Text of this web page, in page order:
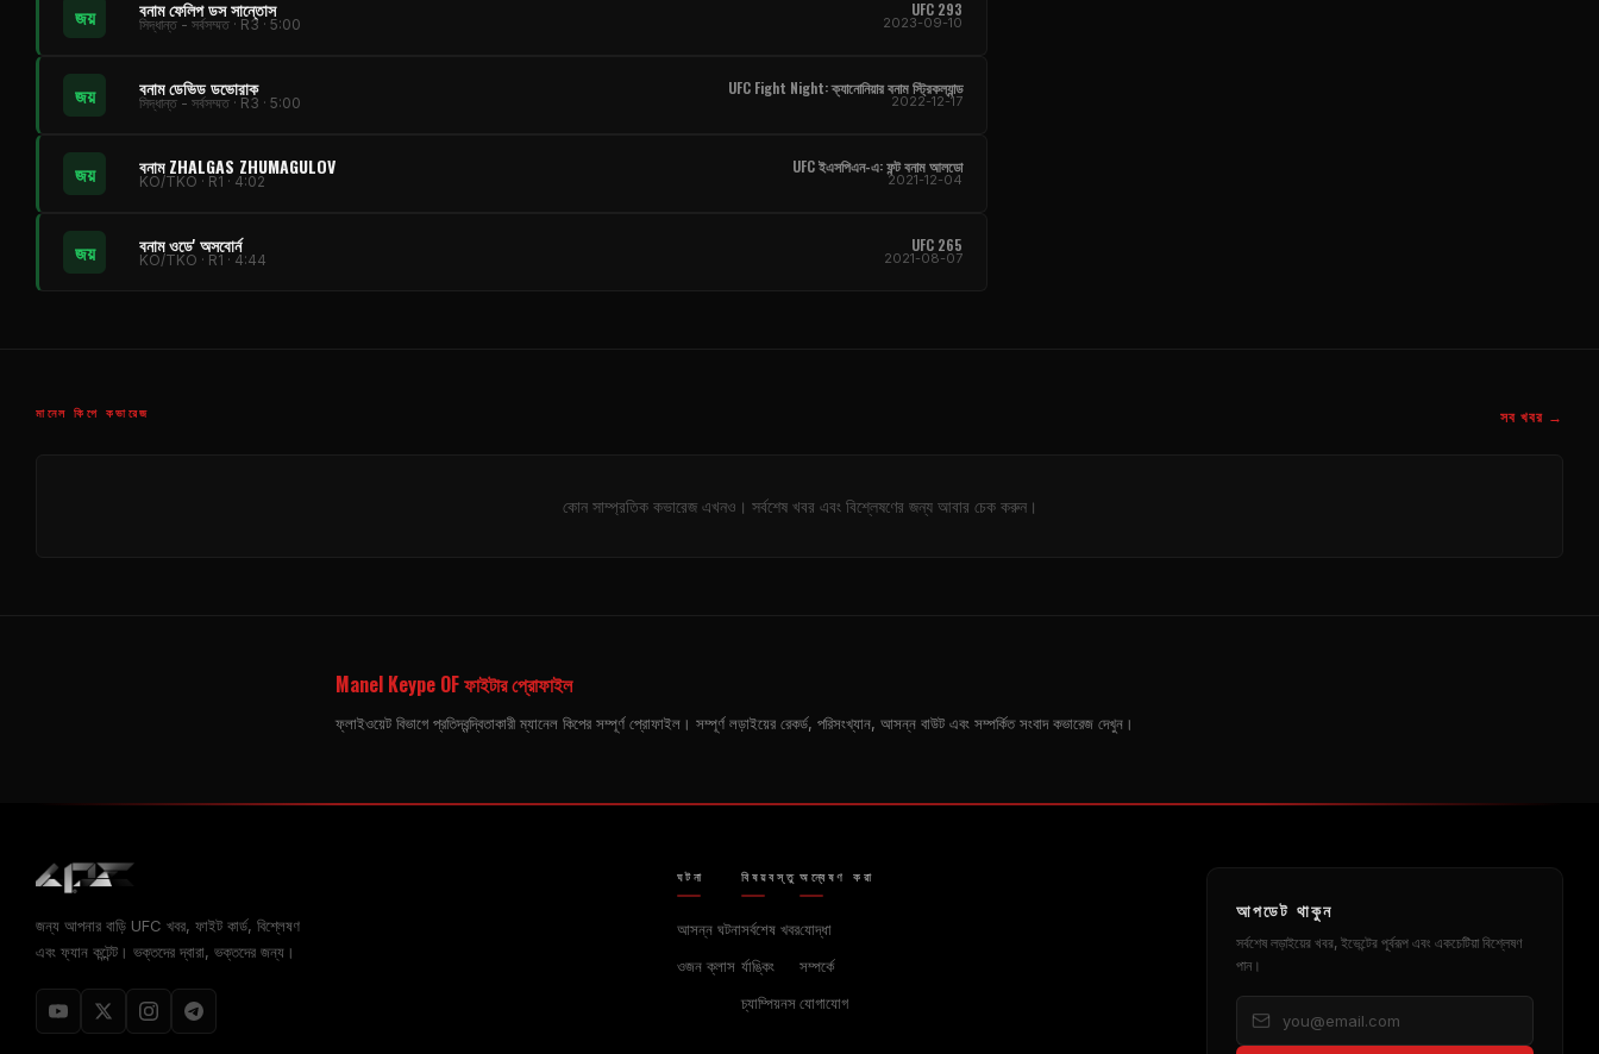
জয় বনাম ফেলিপ ডস সান্তোস
সিদ্ধান্ত - সর্বসম্মত · R3 · 5:00
UFC 293
2023-09-10
জয় বনাম ডেভিড ডভোরাক
সিদ্ধান্ত - সর্বসম্মত · R3 · 5:00
UFC Fight Night: ক্যানোনিয়ার বনাম স্ট্রিকল্যান্ড
2022-12-17
জয় বনাম ZHALGAS ZHUMAGULOV
KO/TKO · R1 · 4:02
UFCইএসপিএন-এ: ফন্ট বনাম আলডো
2021-12-04
জয় বনাম ওডে' অসবোর্ন
KO/TKO · R1 · 4:44
UFC 265
2021-08-07
মানেল কিপে কভারেজ সব খবর →
কোন সাম্প্রতিক কভারেজ এখনও। সর্বশেষ খবর এবং বিশ্লেষণের জন্য আবার চেক করুন।
Manel Keype OF ফাইটার প্রোফাইল
ফ্লাইওয়েট বিভাগে প্রতিদ্বন্দ্বিতাকারী ম্যানেল কিপের সম্পূর্ণ প্রোফাইল। সম্পূর্ণ লড়াইয়ের রেকর্ড, পরিসংখ্যান, আসন্ন বাউট এবং সম্পর্কিত সংবাদ কভারেজ দেখুন।
জন্য আপনার বাড়ি UFC খবর, ফাইট কার্ড, বিশ্লেষণ
এবং ফ্যান কন্টেন্ট। ভক্তদের দ্বারা, ভক্তদের জন্য।
ঘটনা
আসন্ন ঘটনা
ওজন ক্লাস
বিষয়বস্তু
সর্বশেষ খবর
র্যাঙ্কিং
চ্যাম্পিয়নস
অন্বেষণ করা
যোদ্ধা
সম্পর্কে
যোগাযোগ
আপডেট থাকুন
সর্বশেষ লড়াইয়ের খবর, ইভেন্টের পূর্বরূপ এবং একচেটিয়া বিশ্লেষণ
পান।